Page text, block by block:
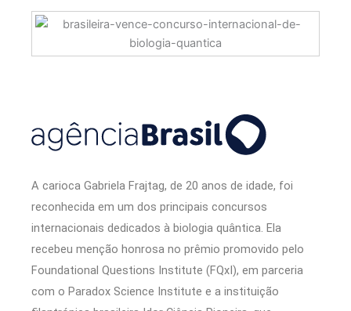
A carioca Gabriela Frajtag, de 20 anos de idade, foi
reconhecida em um dos principais concursos
internacionais dedicados à biologia quântica. Ela
recebeu menção honrosa no prêmio promovido pelo
Foundational Questions Institute (FQxI), em parceria
com o Paradox Science Institute e a instituição